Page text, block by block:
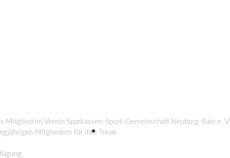
im Verein Sparkassen-Sport-Gemeinschaft Neuburg-Rain e. V.
Mitgliedern für ihre Treue.